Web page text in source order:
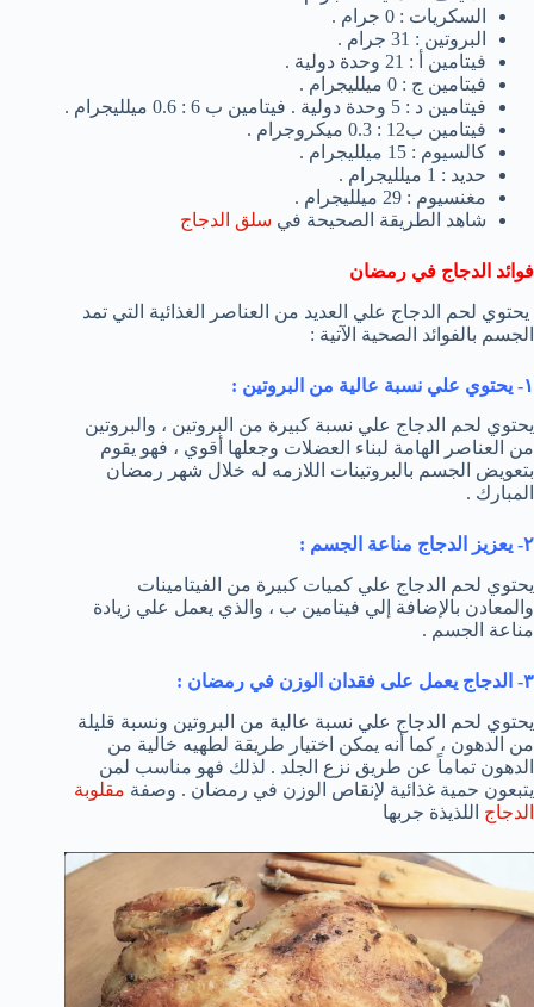
السكريات : 0 جرام .
البروتين : 31 جرام .
فيتامين أ : 21 وحدة دولية .
فيتامين ج : 0 ميلليجرام .
فيتامين د : 5 وحدة دولية . فيتامين ب 6 : 0.6 ميلليجرام .
فيتامين ب12 : 0.3 ميكروجرام .
كالسيوم : 15 ميلليجرام .
حديد : 1 ميلليجرام .
مغنسيوم : 29 ميلليجرام .
شاهد الطريقة الصحيحة في سلق الدجاج
فوائد الدجاج في رمضان
يحتوي لحم الدجاج علي العديد من العناصر الغذائية التي تمد
الجسم بالفوائد الصحية الآتية :
١- يحتوي علي نسبة عالية من البروتين :
يحتوي لحم الدجاج علي نسبة كبيرة من البروتين ، والبروتين
من العناصر الهامة لبناء العضلات وجعلها أقوي ، فهو يقوم
بتعويض الجسم بالبروتينات اللازمه له خلال شهر رمضان
المبارك .
٢- يعزيز الدجاج مناعة الجسم :
يحتوي لحم الدجاج علي كميات كبيرة من الفيتامينات
والمعادن بالإضافة إلي فيتامين ب ، والذي يعمل علي زيادة
مناعة الجسم .
٣- الدجاج يعمل على فقدان الوزن في رمضان :
يحتوي لحم الدجاج علي نسبة عالية من البروتين ونسبة قليلة
من الدهون ، كما أنه يمكن اختيار طريقة لطهيه خالية من
الدهون تماماً عن طريق نزع الجلد . لذلك فهو مناسب لمن
يتبعون حمية غذائية لإنقاص الوزن في رمضان . وصفة مقلوبة
الدجاج اللذيذة جربها